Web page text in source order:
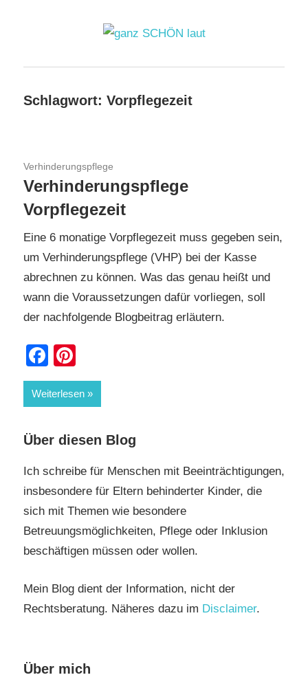
ganz
SCHÖN
Schlagwort: Vorpflegezeit
18. März 2019
Verhinderungspflege
Verhinderungspflege
Vorpflegezeit
Eine 6 monatige Vorpflegezeit muss gegeben sein,
um Verhinderungspflege (VHP) bei der Kasse
abrechnen zu können. Was das genau heißt und
wann die Voraussetzungen dafür vorliegen, soll
der nachfolgende Blogbeitrag erläutern.
Facebook
Weiterlesen
Über diesen Blog
Ich schreibe für Menschen mit Beeinträchtigungen,
insbesondere für Eltern behinderter Kinder, die
sich mit Themen wie besondere
Betreuungsmöglichkeiten, Pflege oder Inklusion
beschäftigen müssen oder wollen.
Mein Blog dient der Information, nicht der
Rechtsberatung. Näheres dazu im Disclaimer.
Über mich